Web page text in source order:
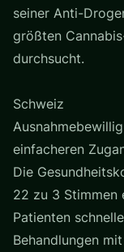
seiner Anti-
größten
durchsucht.
Schweiz
einfacheren
Die
22 zu 3 Stimmen
Patienten
Behandlungen